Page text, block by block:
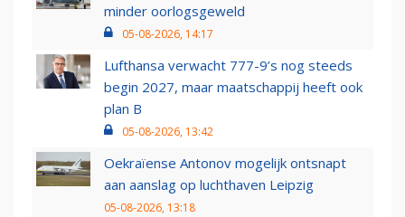
minder oorlogsgeweld
05-08-2026, 14:17
Lufthansa verwacht 777-9’s nog steeds
begin 2027, maar maatschappij heeft ook
plan B
05-08-2026, 13:42
Oekraïense Antonov mogelijk ontsnapt
aan aanslag op luchthaven Leipzig
05-08-2026, 13:18